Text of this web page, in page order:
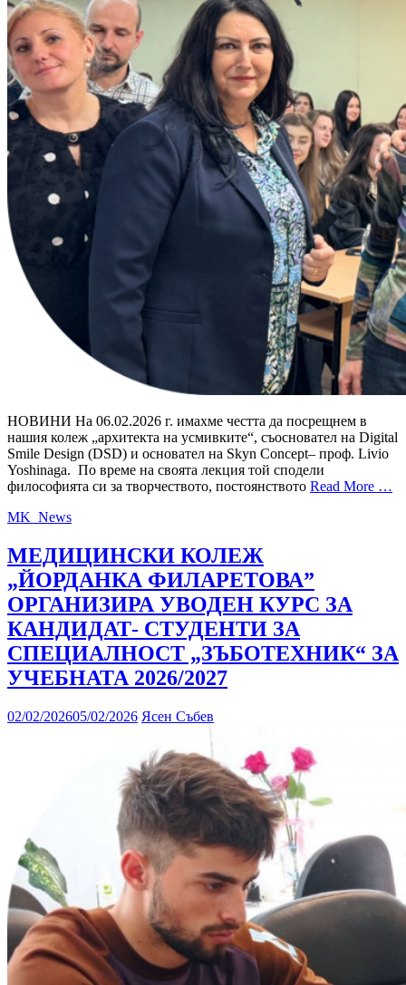
НОВИНИ На 06.02.2026 г. имахме честта да посрещнем в
нашия колеж „архитекта на усмивките“, съосновател на Digital
Smile Design (DSD) и основател на Skyn Concept– проф. Livio
Yoshinaga. По време на своята лекция той сподели
философията си за творчеството, постоянството Read More …
MK_News
МЕДИЦИНСКИ КОЛЕЖ
„ЙОРДАНКА ФИЛАРЕТОВА”
ОРГАНИЗИРА УВОДЕН КУРС ЗА
КАНДИДАТ- СТУДЕНТИ ЗА
СПЕЦИАЛНОСТ „ЗЪБОТЕХНИК“ ЗА
УЧЕБНАТА 2026/2027
02/02/202605/02/2026 Ясен Събев